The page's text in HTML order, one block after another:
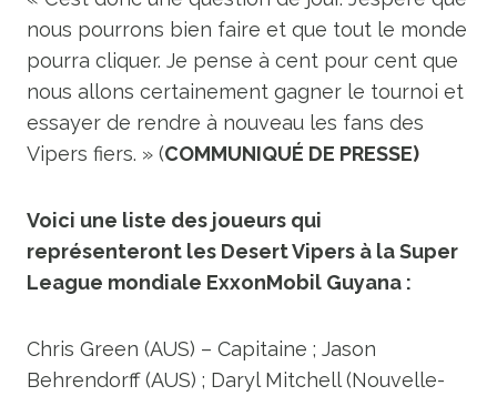
nous pourrons bien faire et que tout le monde
pourra cliquer. Je pense à cent pour cent que
nous allons certainement gagner le tournoi et
essayer de rendre à nouveau les fans des
Vipers fiers. » (COMMUNIQUÉ DE PRESSE)
Voici une liste des joueurs qui
représenteront les Desert Vipers à la Super
League mondiale ExxonMobil Guyana :
Chris Green (AUS) – Capitaine ; Jason
Behrendorff (AUS) ; Daryl Mitchell (Nouvelle-